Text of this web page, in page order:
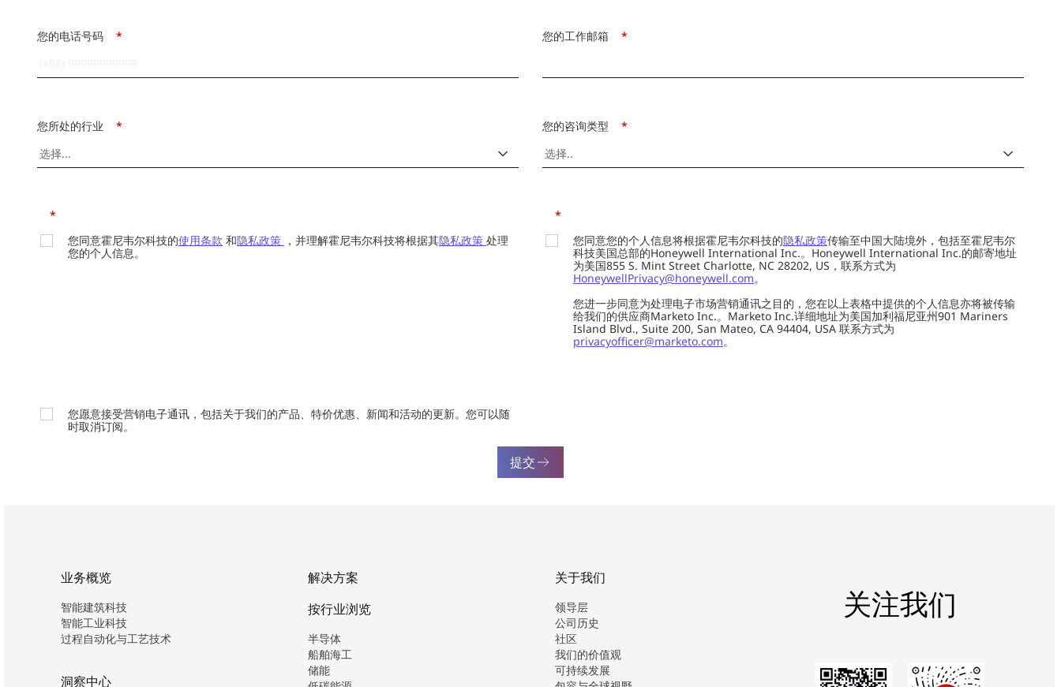
*
您的电话号码 *
您的工作邮箱
*
您所处的行业 *
您的咨询类型
*
您同意霍尼韦尔科技的使用条款 和隐私政策 ，并理解霍尼韦尔科技将根据其隐私政策 处理
您的个人信息。
*
您同意您的个人信息将根据霍尼韦尔科技的隐私政策传输至中国大陆境外，包括至霍尼韦尔
科技美国总部的Honeywell International Inc.。Honeywell International Inc.的邮寄地址
为美国855 S. Mint Street Charlotte, NC 28202, US，联系方式为
HoneywellPrivacy@honeywell.com。
您进一步同意为处理电子市场营销通讯之目的，您在以上表格中提供的个人信息亦将被传输
给我们的供应商Marketo Inc.。Marketo Inc.详细地址为美国加利福尼亚州901 Mariners
Island Blvd., Suite 200, San Mateo, CA 94404, USA 联系方式为
privacyofficer@marketo.com。
您愿意接受营销电子通讯，包括关于我们的产品、特价优惠、新闻和活动的更新。您可以随
时取消订阅。
提交
业务概览
智能建筑科技
智能工业科技
过程自动化与工艺技术
洞察中心
解决方案
按行业浏览
半导体
船舶海工
储能
关于我们
领导层
公司历史
社区
我们的价值观
可持续发展
关注我们